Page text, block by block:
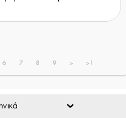
6 7 8 9 > >|